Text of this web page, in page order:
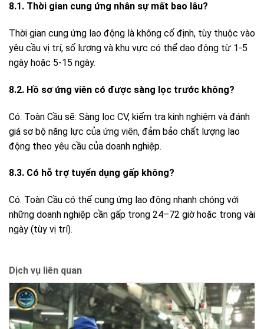
8.1. Thời gian cung ứng nhân sự mất bao lâu?
Thời gian cung ứng lao động là không cố định, tùy thuộc vào
yêu cầu vị trí, số lượng và khu vực có thể dao động từ 1-5
ngày hoặc 5-15 ngày.
8.2. Hồ sơ ứng viên có được sàng lọc trước không?
Có. Toàn Cầu sẽ: Sàng lọc CV, kiểm tra kinh nghiệm và đánh
giá sơ bộ năng lực của ứng viên, đảm bảo chất lượng lao
động theo yêu cầu của doanh nghiệp.
8.3. Có hỗ trợ tuyển dụng gấp không?
Có. Toàn Cầu có thể cung ứng lao động nhanh chóng với
những doanh nghiệp cần gấp trong 24–72 giờ hoặc trong vài
ngày (tùy vị trí).
Dịch vụ liên quan